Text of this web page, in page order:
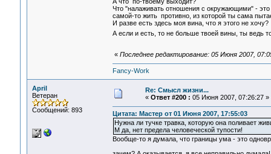
Что "налаживать отношения с окружающими" - это
самой-то жить противно, из которой ты сама
И разве есть здесь моя вина, что я этого не хочу?
А если и есть, то не больше твоей вины, ты ведь
« Последнее редактирование: 05 Июня 2007,
Fancy-Work
April
Ветеран
Сообщений: 893
Re: Смысл жизни...
« Ответ #200 : 05 Июня 2007, 07:26:27 »
Цитата: Мастер от 01 Июня 2007, 17:55:03
Нужна ли тучке травка, которую она поливает
М да, нет предела человеческой тупости!
Вообще-то я думала, что границы ума - это